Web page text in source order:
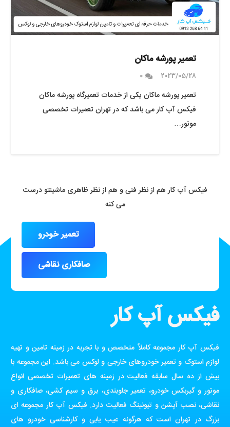
تعمیر پورشه ماکان
2023/05/28
0
تعمیر پورشه ماکان یکی از خدمات تعمیرگاه پورشه ماکان
فیکس آپ کار می باشد که در تهران تعمیرات تخصصی
موتور…
فیکس آپ کار هم از نظر فنی و هم از نظر ظاهری ماشینتو درست
می کنه
تعمیر خودرو
صافکاری نقاشی
فیکس آپ کار
فیکس آپ کار مجموعه کاملاً متخصص و با تجربه در زمینه تامین و تهیه
لوازم استوک و تعمیر خودروهای خارجی و لوکس می باشد. این مجموعه با
بیش از ده سال سابقه فعالیت در زمینه های تعمیرات تخصصی انواع
موتور و گیربکس خودرو، تعمیر جلوبندی، برق و سیم کشی، صافکاری و
نقاشی، نصب آپشن و تیونینگ فعالیت دارد. فیکس آپ کار مجموعه ای
بزرگ در تهران است که هرگونه عیب یابی و کارشناسی خودرو های